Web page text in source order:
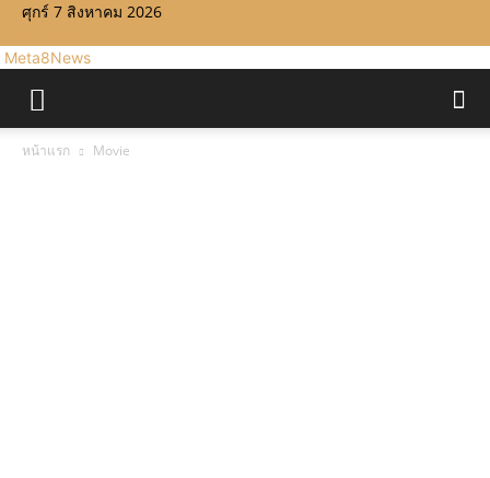
ศุกร์ 7 สิงหาคม 2026
Meta8News
หน้าแรก Movie